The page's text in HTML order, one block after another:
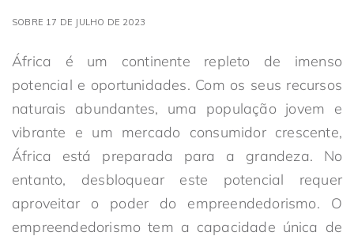
SOBRE 17 DE JULHO DE 2023
África é um continente repleto de imenso
potencial e oportunidades. Com os seus recursos
naturais abundantes, uma população jovem e
vibrante e um mercado consumidor crescente,
África está preparada para a grandeza. No
entanto, desbloquear este potencial requer
aproveitar o poder do empreendedorismo. O
empreendedorismo tem a capacidade única de